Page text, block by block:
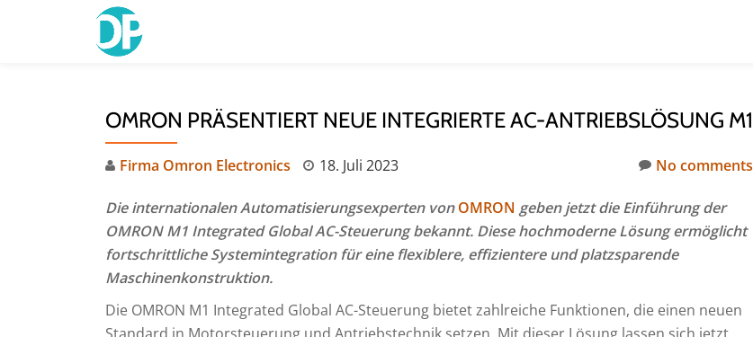
OMRON PRÄSENTIERT NEUE INTEGRIERTE AC-ANTRIEBSLÖSUNG M1
Firma Omron Electronics 18. Juli 2023 No comments
Die internationalen Automatisierungsexperten vonOMRON geben jetzt die Einführung der
OMRON M1 Integrated Global AC-Steuerung bekannt. Diese hochmoderne Lösung ermöglicht
fortschrittliche Systemintegration für eine flexiblere, effizientere und platzsparende
Maschinenkonstruktion.
Die OMRON M1 Integrated Global AC-Steuerung bietet zahlreiche Funktionen, die einen neuen